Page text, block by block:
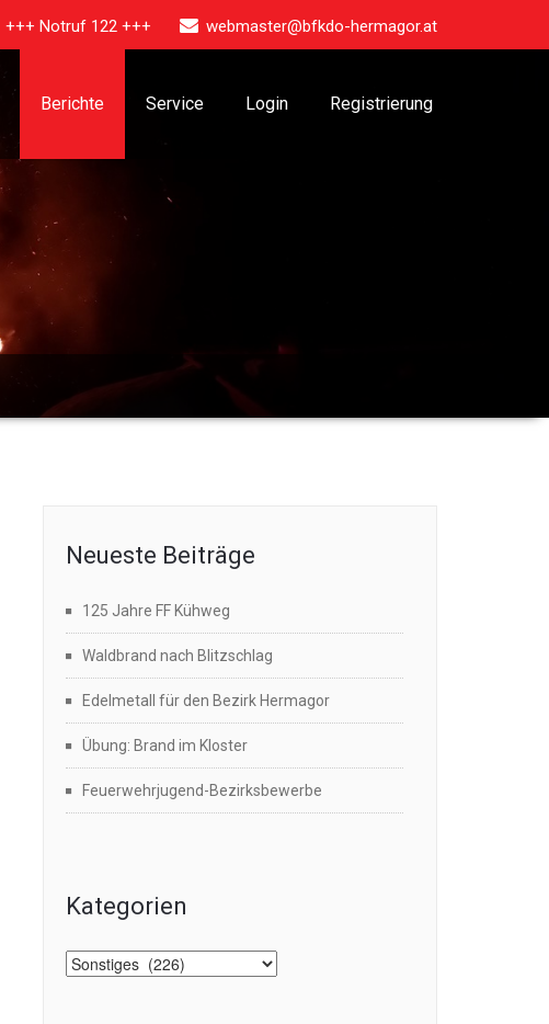
+++ Notruf 122 +++ webmaster@bfkdo-hermagor.at
Berichte Service Login Registrierung
Neueste Beiträge
125 Jahre FF Kühweg
Waldbrand nach Blitzschlag
Edelmetall für den Bezirk Hermagor
Übung: Brand im Kloster
Feuerwehrjugend-Bezirksbewerbe
Kategorien
Kategorien